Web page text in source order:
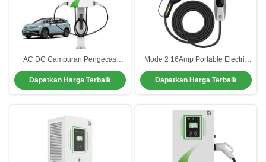
AC DC Campuran Pengecas
Mobil Listrik Untuk Parkir Rumah
Sakit Pusat Perbelanjaan
Dapatkan Harga Terbaik
Mode 2 16Amp Portable Electric
Car Charger Untuk BYD Xpeng
Tesla
Dapatkan Harga Terbaik